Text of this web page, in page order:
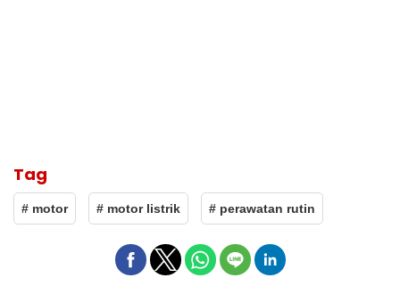
Tag
# motor # motor listrik # perawatan rutin